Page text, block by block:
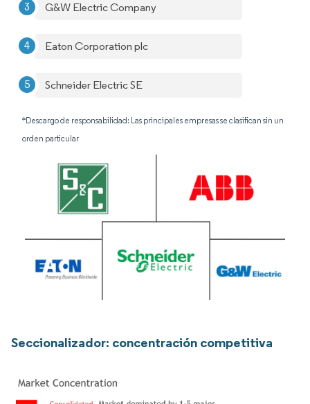
G&W Electric Company
Eaton Corporation plc
Schneider Electric SE
*Descargo de responsabilidad: Las principales empresas se clasifican sin un
orden particular
Seccionalizador: concentración competitiva